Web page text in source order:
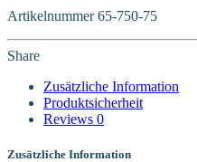
Artikelnummer 65-750-75
Share
Zusätzliche Information
Produktsicherheit
Reviews 0
Zusätzliche Information